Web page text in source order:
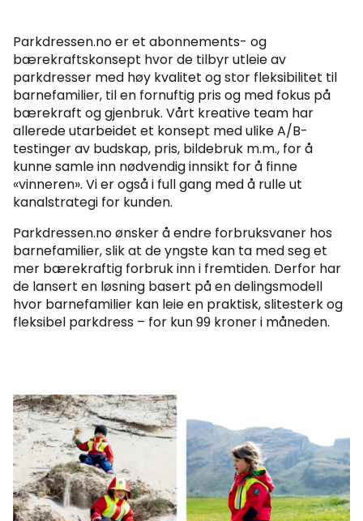
Parkdressen.no er et abonnements- og
bærekraftskonsept hvor de tilbyr utleie av
parkdresser med høy kvalitet og stor fleksibilitet til
barnefamilier, til en fornuftig pris og med fokus på
bærekraft og gjenbruk. Vårt kreative team har
allerede utarbeidet et konsept med ulike A/B-
testinger av budskap, pris, bildebruk m.m., for å
kunne samle inn nødvendig innsikt for å finne
«vinneren». Vi er også i full gang med å rulle ut
kanalstrategi for kunden.
Parkdressen.no ønsker å endre forbruksvaner hos
barnefamilier, slik at de yngste kan ta med seg et
mer bærekraftig forbruk inn i fremtiden. Derfor har
de lansert en løsning basert på en delingsmodell
hvor barnefamilier kan leie en praktisk, slitesterk og
fleksibel parkdress – for kun 99 kroner i måneden.